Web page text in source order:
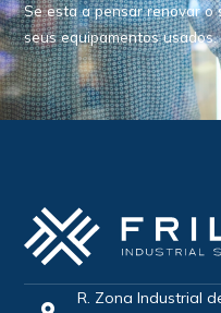
Se esta a pensar renovar o
seus equipamentos usados.
R. Zona Industrial